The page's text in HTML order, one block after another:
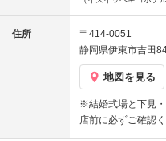
住所
〒414-0051
静岡県伊東市吉田
地図を見る
※結婚式場と下見
店前に必ずご確認く